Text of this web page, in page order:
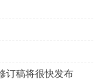
订稿将很快发布